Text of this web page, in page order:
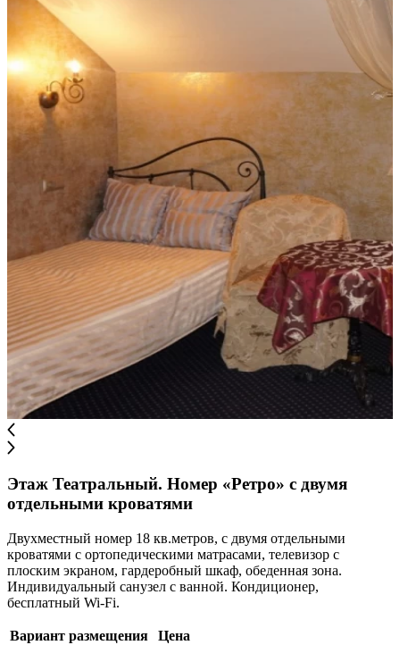
Этаж Театральный. Номер «Ретро» с двумя
отдельными кроватями
Двухместный номер 18 кв.метров, с двумя отдельными
кроватями с ортопедическими матрасами, телевизор с
плоским экраном, гардеробный шкаф, обеденная зона.
Индивидуальный санузел с ванной. Кондиционер,
бесплатный Wi-Fi.
Вариант размещения
Цена